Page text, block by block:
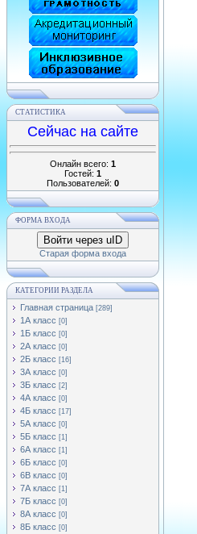
СТАТИСТИКА
Сейчас на сайте
Онлайн всего: 1
Гостей: 1
Пользователей: 0
ФОРМА ВХОДА
Войти через uID
Старая форма входа
КАТЕГОРИИ РАЗДЕЛА
Главная страница [289]
1А класс [0]
1Б класс [0]
2А класс [0]
2Б класс [16]
3А класс [0]
3Б класс [2]
4А класс [0]
4Б класс [17]
5А класс [0]
5Б класс [1]
6А класс [1]
6Б класс [0]
6В класс [0]
7А класс [1]
7Б класс [0]
8А класс [0]
8Б класс [0]